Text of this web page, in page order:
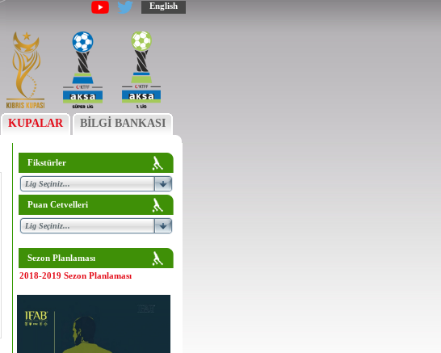
English
KUPALAR BİLGİ BANKASI
Fikstürler
Puan Cetvelleri
Sezon Planlaması
2018-2019 Sezon Planlaması